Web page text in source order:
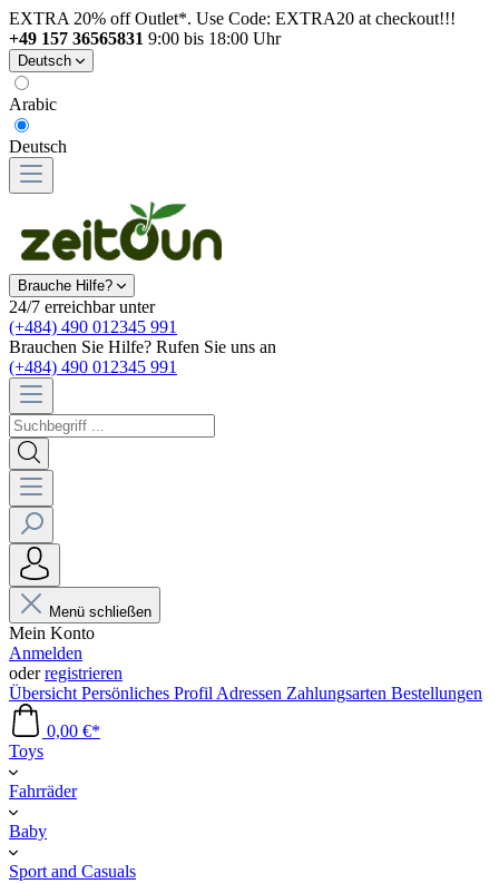
EXTRA 20% off Outlet*. Use Code: EXTRA20 at checkout!!!
+49 157 36565831 9:00 bis 18:00 Uhr
Deutsch
Arabic
Deutsch
Brauche Hilfe?
24/7 erreichbar unter
(+484) 490 012345 991
Brauchen Sie Hilfe? Rufen Sie uns an
(+484) 490 012345 991
Menü schließen
Mein Konto
Anmelden
oderregistrieren
Übersicht Persönliches Profil Adressen Zahlungsarten Bestellungen
0,00 €*
Toys
Fahrräder
Baby
Sport and Casuals